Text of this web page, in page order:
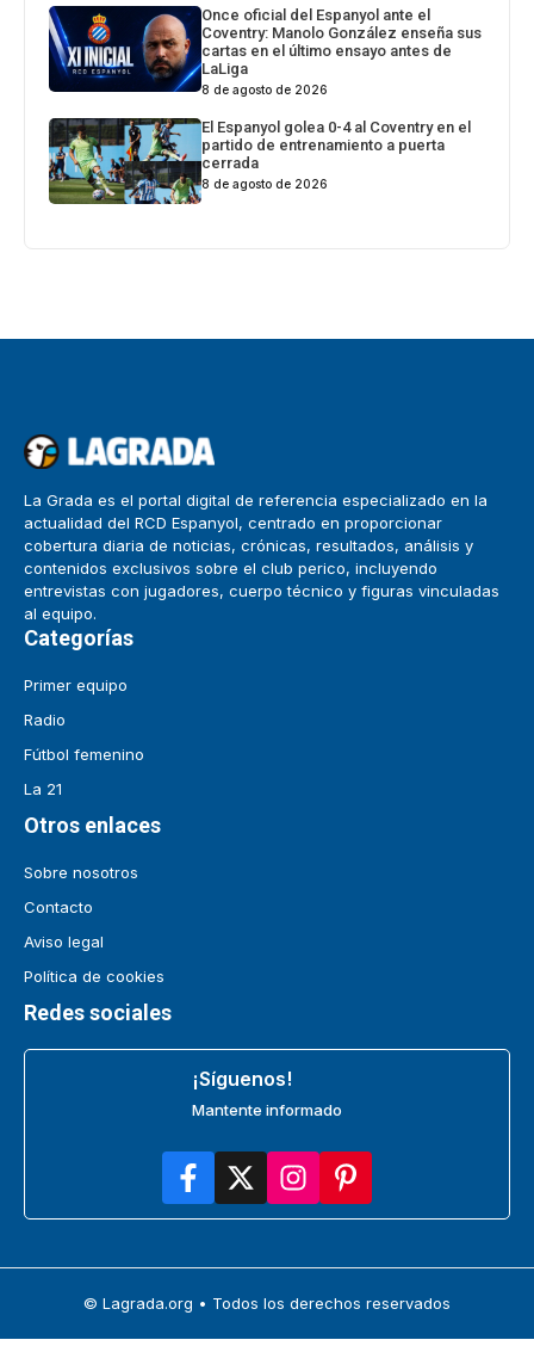
Once oficial del Espanyol ante el
Coventry: Manolo González enseña sus
cartas en el último ensayo antes de
LaLiga
8 de agosto de 2026
El Espanyol golea 0-4 al Coventry en el
partido de entrenamiento a puerta
cerrada
8 de agosto de 2026
La Grada es el portal digital de referencia especializado en la
actualidad del RCD Espanyol, centrado en proporcionar
cobertura diaria de noticias, crónicas, resultados, análisis y
contenidos exclusivos sobre el club perico, incluyendo
entrevistas con jugadores, cuerpo técnico y figuras vinculadas
al equipo.
Categorías
Primer equipo
Radio
Fútbol femenino
La 21
Otros enlaces
Sobre nosotros
Contacto
Aviso legal
Política de cookies
Redes sociales
¡Síguenos!
Mantente informado
© Lagrada.org • Todos los derechos reservados